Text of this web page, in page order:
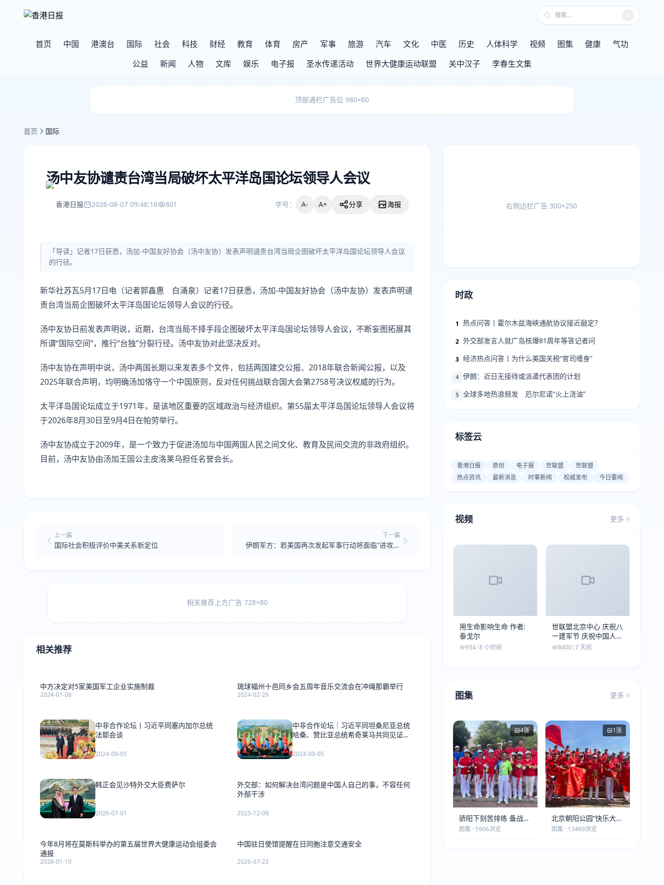
首页 中国 港澳台 国际 社会 科技 财经 教育 体育 房产 军事 旅游 汽车 文化 中医 历史 人体科学 视频 图集 健康
气功
公益
新闻 人物 文库 娱乐 电子报 圣水传递活动 世界大健康运动联盟 关中汉子 李春生文集
顶部通栏广告位 980×60
首页 国际
汤中友协谴责台湾当局破坏太平洋岛国论坛领导人会议
香港日报 2026-08-07 09:48:16 801 字号： A- A+ 分享 海报
「导读」记者17日获悉，汤加-中国友好协会（汤中友协）发表声明谴责台湾当局企图破坏太平洋岛国论坛领导人会议
的行径。
新华社苏瓦5月17日电（记者郭鑫惠 白涌泉）记者17日获悉，汤加-中国友好协会（汤中友协）发表声明谴
责台湾当局企图破坏太平洋岛国论坛领导人会议的行径。
汤中友协日前发表声明说，近期，台湾当局不择手段企图破坏太平洋岛国论坛领导人会议，不断妄图拓展其
所谓“国际空间”，推行“台独”分裂行径。汤中友协对此坚决反对。
汤中友协在声明中说，汤中两国长期以来发表多个文件，包括两国建交公报、2018年联合新闻公报，以及
2025年联合声明，均明确汤加恪守一个中国原则，反对任何挑战联合国大会第2758号决议权威的行为。
太平洋岛国论坛成立于1971年，是该地区重要的区域政治与经济组织。第55届太平洋岛国论坛领导人会议将
于2026年8月30日至9月4日在帕劳举行。
汤中友协成立于2009年，是一个致力于促进汤加与中国两国人民之间文化、教育及民间交流的非政府组织。
目前，汤中友协由汤加王国公主皮洛莱乌担任名誉会长。
上一篇
国际社会积极评价中美关系新定位
下一篇
伊朗军方：若美国再次发起军事行动将面临“进攻性
相关推荐上方广告 728×80
相关推荐
中方决定对5家美国军工企业实施制裁
2024-01-08
琉球福州十邑同乡会五周年音乐交流会在冲绳那霸举行
2024-02-26
中非合作论坛丨习近平同塞内加尔总统
法耶会谈
2024-09-05
中非合作论坛｜习近平同坦桑尼亚总统
哈桑、赞比亚总统希奇莱马共同见证签
2024-09-05
韩正会见沙特外交大臣费萨尔
2026-07-01
外交部：如何解决台湾问题是中国人自己的事，不容任何
外部干涉
2025-12-09
今年8月将在莫斯科举办的第五届世界大健康运动会组委会
通报
2026-01-10
中国驻日使馆提醒在日同胞注意交通安全
2026-07-22
右侧边栏广告 300×250
时政
1 热点问答丨霍尔木兹海峡通航协议接近敲定？
2 外交部发言人就广岛核爆81周年等答记者问
3 经济热点问答丨为什么美国关税“官司缠身”
4 伊朗：近日无接待或派遣代表团的计划
5 全球多地热浪频发 厄尔尼诺“火上浇油”
标签云
香港日报 原创 电子报 世联盟
世联盟
热点资讯
最新消息 时事新闻 权威发布 今日要闻
视频 更多 >
用生命影响生命 作者:
泰戈尔
934|8 小时前
世联盟北京中心 庆祝八
一建军节 庆祝中国人民
解放军建军99周年
8400|7 天前
图集 更多 >
4张
骄阳下刻苦排练 备战第
五届莫斯科世界大健康
图集 · 5906浏览
1张
北京朝阳公园“快乐大本
营”建党105周年庆祝活
图集 · 13469浏览